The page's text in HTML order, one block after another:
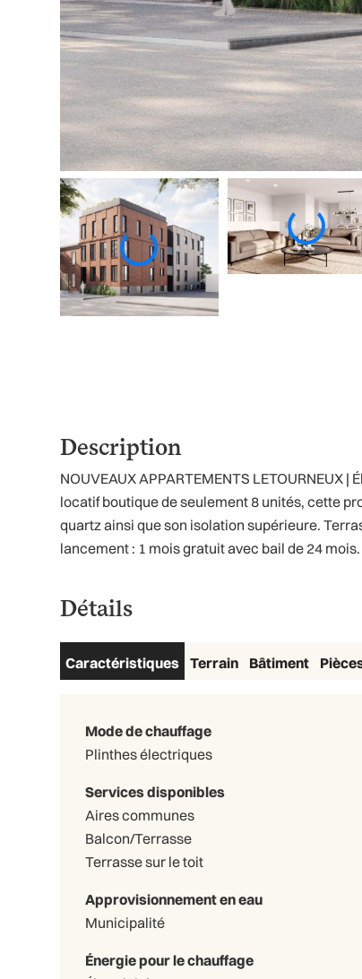
Description
NOUVEAUX APPARTEMENTS
locatif boutique de seulement 8 unités, cette
quartz ainsi que son isolation supérieure.
lancement : 1 mois gratuit avec bail de 24 mois.
Détails
Caractéristiques Terrain Bâtiment
Mode de chauffage
Plinthes électriques
Services disponibles
Aires communes
Balcon/Terrasse
Terrasse sur le toit
Approvisionnement en eau
Municipalité
Énergie pour le chauffage